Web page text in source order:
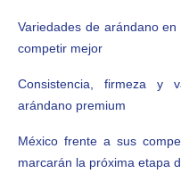
Variedades de arándano
competir mejor
Consistencia, firmeza y
arándano premium
México frente a sus
marcarán la próxima etapa